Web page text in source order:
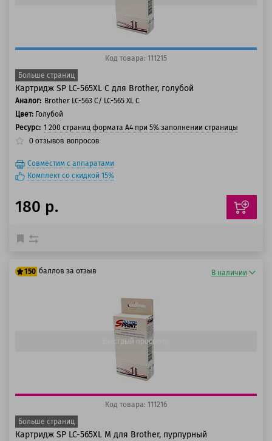
Код товара: 111215
Больше страниц
Картридж SP LC-565XL C для Brother, голубой
Аналог: Brother LC-563 C/ LC-565 XL C
Цвет: Голубой
Ресурс: 1 200 страниц формата А4 при 5% заполнении страницы
0 отзывов вопросов
Совместим с аппаратами
Комплект со скидкой 15%
180 р.
150 баллов за отзыв В наличии
Быстрый просмотр
Код товара: 111216
Больше страниц
Картридж SP LC-565XL M для Brother, пурпурный